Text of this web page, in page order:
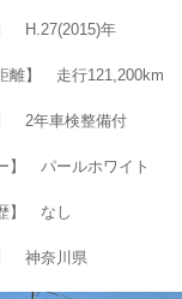
H.27(2015)年
離】 走行121,200km
2年車検整備付
】 パールホワイト
】 なし
神奈川県